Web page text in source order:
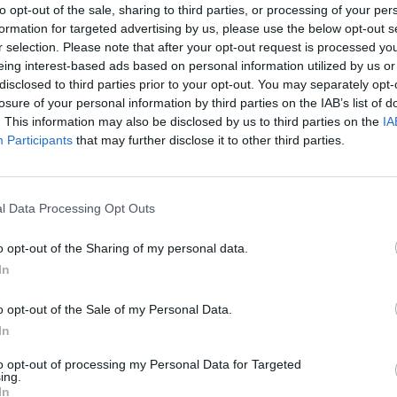
opt-out of the sale, sharing to third parties, or processing of your
for targeted advertising by us, please use the below opt-out
selection. Please note that after your opt-out request is processed
interest-based ads based on personal information utilized by us
to third parties prior to your opt-out. You may separately
of your personal information by third parties on the IAB’s list of
This information may also be disclosed by us to third parties on the
Participants that may further disclose it to other third parties.
Data Processing Opt Outs
opt-out of the Sharing of my personal data.
opt-out of the Sale of my Personal Data.
opt-out of processing my Personal Data for Targeted
de entidades / sociedades
Comisión Reguladora de Exportación del Plátano - CREP (CR)
Contabilidad Histórica de la Caja de Canarias (CC)
Heredad de aguas de Arucas y Firgas (HA) [Archivo Digital]
Real Sociedad Económica de Amigos del País de G.C. (RS)[Archivo Digital]
particulares
Carlos Morón (CM)
3.2.Cosme Súarez e Isabel Lecuona (SL)
Jesús Telo Nuñez (TN)[Edificio Central de la BU]
María Dolores de la Fe (DF)[Archivo Digital]
Padrón y Trujillo (PT)[Biblioteca de Arquitectura / Edificio Central de la
Pedro Massieu (PM)